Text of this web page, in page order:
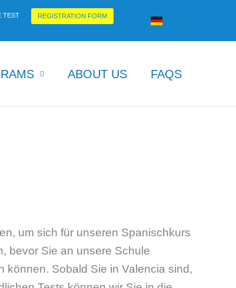
TEST REGISTRATION FORM
ABOUT US FAQS
um sich für unseren Spanischkurs
bevor Sie an unsere Schule
können. Sobald Sie in Valencia sind,